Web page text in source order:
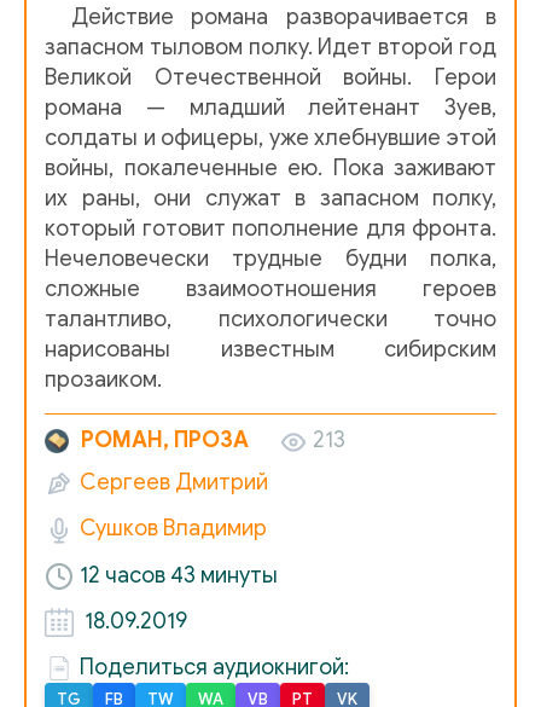
0010
0011
0012
0013
0014
0016
0018
0024
Действие романа разворачивается в
запасном тыловом полку. Идет второй год
Великой Отечественной войны. Герои
романа — младший лейтенант Зуев,
солдаты и офицеры, уже хлебнувшие этой
войны, покалеченные ею. Пока заживают
их раны, они служат в запасном полку,
который готовит пополнение для фронта.
Нечеловечески трудные будни полка,
сложные взаимоотношения героев
талантливо, психологически точно
нарисованы известным сибирским
прозаиком.
РОМАН, ПРОЗА
213
Сергеев Дмитрий
Сушков Владимир
12 часов 43 минуты
18.09.2019
Поделиться аудиокнигой:
TG FB TW WA VB PT VK